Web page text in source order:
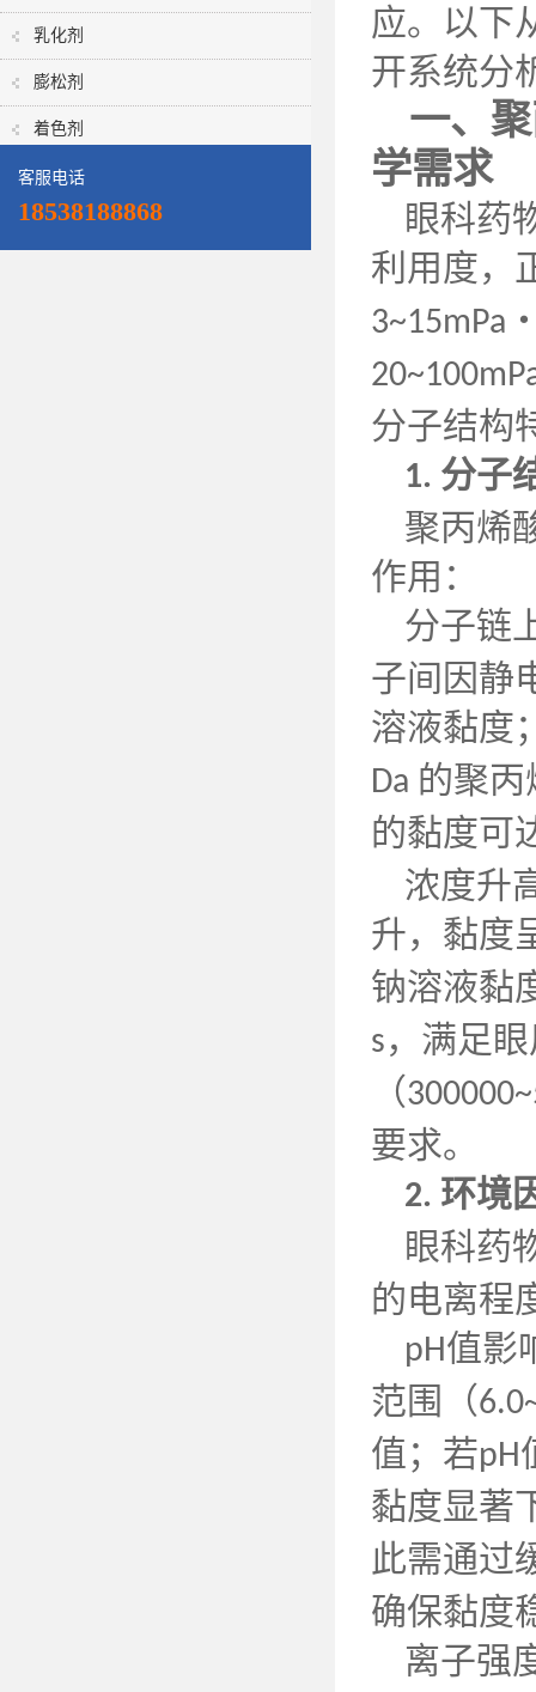
乳化剂
膨松剂
着色剂
客服电话
18538188868
应。以下
开系统分
一、
学需求
眼科药
利用度，
3~15mPa
分子结构
1. 分子
聚丙烯
作用：
分子链
子间因静
溶液黏度
Da 的聚
的黏度可
浓度升
升，黏度
钠溶液黏
s，满足
（
要求。
2. 环境
眼科药
的电离程
pH值影
范围（
值；若pH
黏度显著
此需通过
确保黏度
离子强